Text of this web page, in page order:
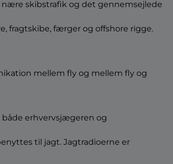
skibstrafik og det gennemsejlede
fragtskibe, færger og offshore rigge.
mellem fly og mellem fly og
erhvervsjægeren og
til jagt. Jagtradioerne er